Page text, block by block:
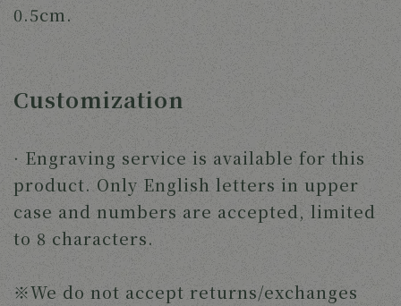
0.5cm.
Customization
· Engraving service is available for this
product. Only English letters in upper
case and numbers are accepted, limited
to 8 characters.
※We do not accept returns/exchanges